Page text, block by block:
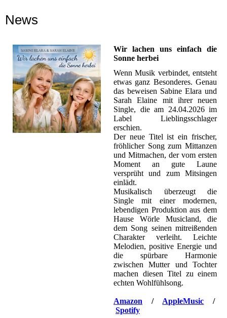
News
Wir lachen uns einfach die
Sonne herbei
Wenn Musik verbindet, entsteht
etwas ganz Besonderes. Genau
das beweisen Sabine Elara und
Sarah Elaine mit ihrer neuen
Single, die am 24.04.2026 im
Label Lieblingsschlager
erschien.
Der neue Titel ist ein frischer,
fröhlicher Song zum Mittanzen
und Mitmachen, der vom ersten
Moment an gute Laune
versprüht und zum Mitsingen
einlädt.
Musikalisch überzeugt die
Single mit einer modernen,
lebendigen Produktion aus dem
Hause Wörle Musicland, die
dem Song seinen mitreißenden
Charakter verleiht. Leichte
Melodien, positive Energie und
die spürbare Harmonie
zwischen Mutter und Tochter
machen diesen Titel zu einem
echten Wohlfühlsong.
Amazon / AppleMusic /
Spotify